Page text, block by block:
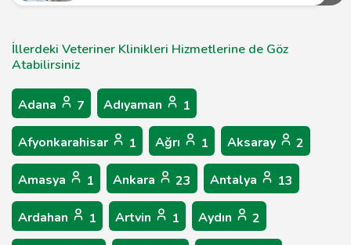
İllerdeki Veteriner Klinikleri Hizmetlerine de Göz
Atabilirsiniz
Adana 7 Adıyaman 1
Afyonkarahisar 1 Ağrı 1 Aksaray 2
Amasya 1 Ankara 23 Antalya 13
Ardahan 1 Artvin 1 Aydın 2